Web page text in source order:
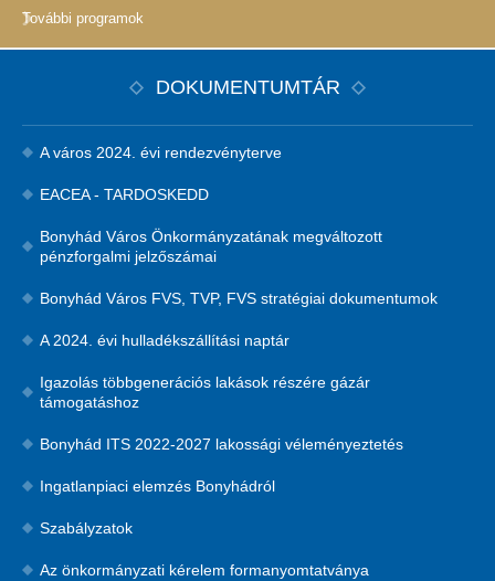
További programok
DOKUMENTUMTÁR
A város 2024. évi rendezvényterve
EACEA - TARDOSKEDD
Bonyhád Város Önkormányzatának megváltozott
pénzforgalmi jelzőszámai
Bonyhád Város FVS, TVP, FVS stratégiai dokumentumok
A 2024. évi hulladékszállítási naptár
Igazolás többgenerációs lakások részére gázár
támogatáshoz
Bonyhád ITS 2022-2027 lakossági véleményeztetés
Ingatlanpiaci elemzés Bonyhádról
Szabályzatok
Az önkormányzati kérelem formanyomtatványa